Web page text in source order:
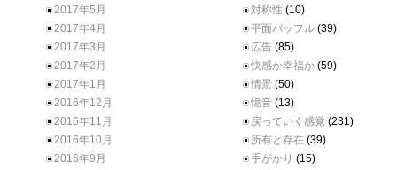
2017年5月
2017年4月
2017年3月
2017年2月
2017年1月
2016年12月
2016年11月
2016年10月
2016年9月
対称性 (10)
平面バッフル (39)
広告 (85)
快感か幸福か (59)
情景 (50)
憶音 (13)
戻っていく感覚 (231)
所有と存在 (39)
手がかり (15)